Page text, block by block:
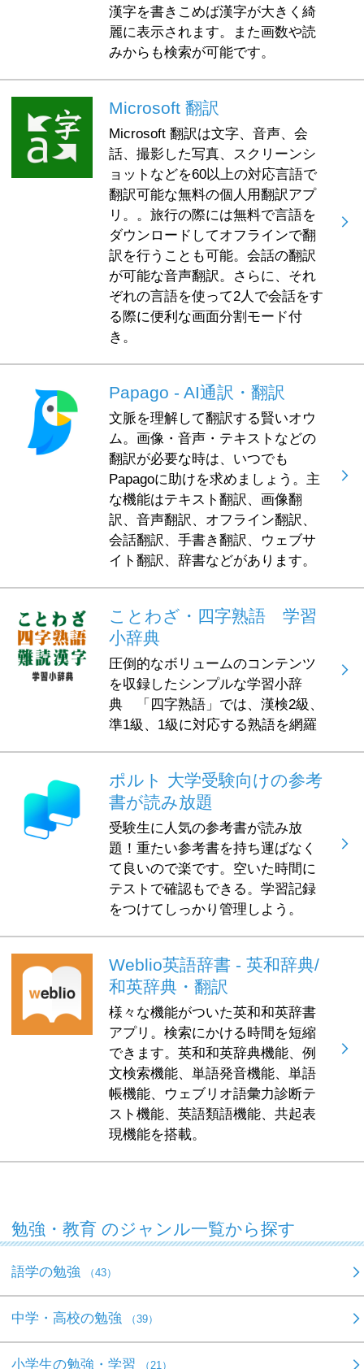
漢字を書きこめば漢字が大きく綺
麗に表示されます。また画数や読
みからも検索が可能です。
Microsoft 翻訳
Microsoft 翻訳は文字、音声、会
話、撮影した写真、スクリーンシ
ョットなどを60以上の対応言語で
翻訳可能な無料の個人用翻訳アプ
リ。。旅行の際には無料で言語を
ダウンロードしてオフラインで翻
訳を行うことも可能。会話の翻訳
が可能な音声翻訳。さらに、それ
ぞれの言語を使って2人で会話をす
る際に便利な画面分割モード付
き。
Papago - AI通訳・翻訳
文脈を理解して翻訳する賢いオウ
ム。画像・音声・テキストなどの
翻訳が必要な時は、いつでも
Papagoに助けを求めましょう。主
な機能はテキスト翻訳、画像翻
訳、音声翻訳、オフライン翻訳、
会話翻訳、手書き翻訳、ウェブサ
イト翻訳、辞書などがあります。
ことわざ・四字熟語 学習
小辞典
圧倒的なボリュームのコンテンツ
を収録したシンプルな学習小辞
典 「四字熟語」では、漢検2級、
準1級、1級に対応する熟語を網羅
ポルト 大学受験向けの参考
書が読み放題
受験生に人気の参考書が読み放
題！重たい参考書を持ち運ばなく
て良いので楽です。空いた時間に
テストで確認もできる。学習記録
をつけてしっかり管理しよう。
Weblio英語辞書 - 英和辞典/
和英辞典・翻訳
様々な機能がついた英和和英辞書
アプリ。検索にかける時間を短縮
できます。英和和英辞典機能、例
文検索機能、単語発音機能、単語
帳機能、ウェブリオ語彙力診断テ
スト機能、英語類語機能、共起表
現機能を搭載。
勉強・教育 のジャンル一覧から探す
語学の勉強 （43）
中学・高校の勉強 （39）
小学生の勉強・学習 （21）